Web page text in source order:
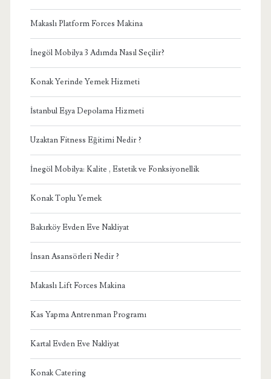
Makaslı Platform Forces Makina
İnegöl Mobilya 3 Adımda Nasıl Seçilir?
Konak Yerinde Yemek Hizmeti
İstanbul Eşya Depolama Hizmeti
Uzaktan Fitness Eğitimi Nedir ?
İnegöl Mobilya: Kalite , Estetik ve Fonksiyonellik
Konak Toplu Yemek
Bakırköy Evden Eve Nakliyat
İnsan Asansörleri Nedir ?
Makaslı Lift Forces Makina
Kas Yapma Antrenman Programı
Kartal Evden Eve Nakliyat
Konak Catering